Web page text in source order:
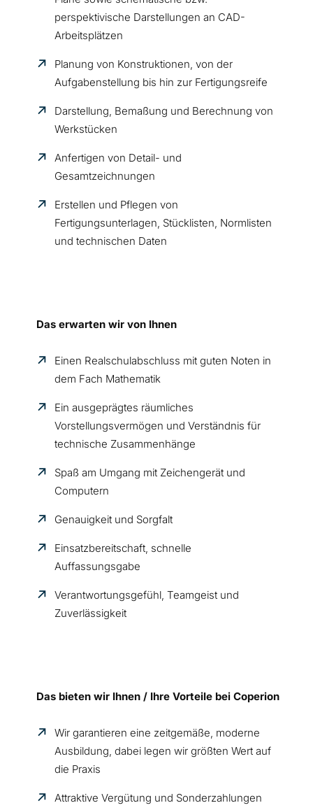
perspektivische Darstellungen an CAD-
Arbeitsplätzen
Planung von Konstruktionen, von der
Aufgabenstellung bis hin zur Fertigungsreife
Darstellung, Bemaßung und Berechnung von
Werkstücken
Anfertigen von Detail- und
Gesamtzeichnungen
Erstellen und Pflegen von
Fertigungsunterlagen, Stücklisten, Normlisten
und technischen Daten
Das erwarten wir von Ihnen
Einen Realschulabschluss mit guten Noten in
dem Fach Mathematik
Ein ausgeprägtes räumliches
Vorstellungsvermögen und Verständnis für
technische Zusammenhänge
Spaß am Umgang mit Zeichengerät und
Computern
Genauigkeit und Sorgfalt
Einsatzbereitschaft, schnelle
Auffassungsgabe
Verantwortungsgefühl, Teamgeist und
Zuverlässigkeit
Das bieten wir Ihnen / Ihre Vorteile bei Coperion
Wir garantieren eine zeitgemäße, moderne
Ausbildung, dabei legen wir größten Wert auf
die Praxis
Attraktive Vergütung und Sonderzahlungen